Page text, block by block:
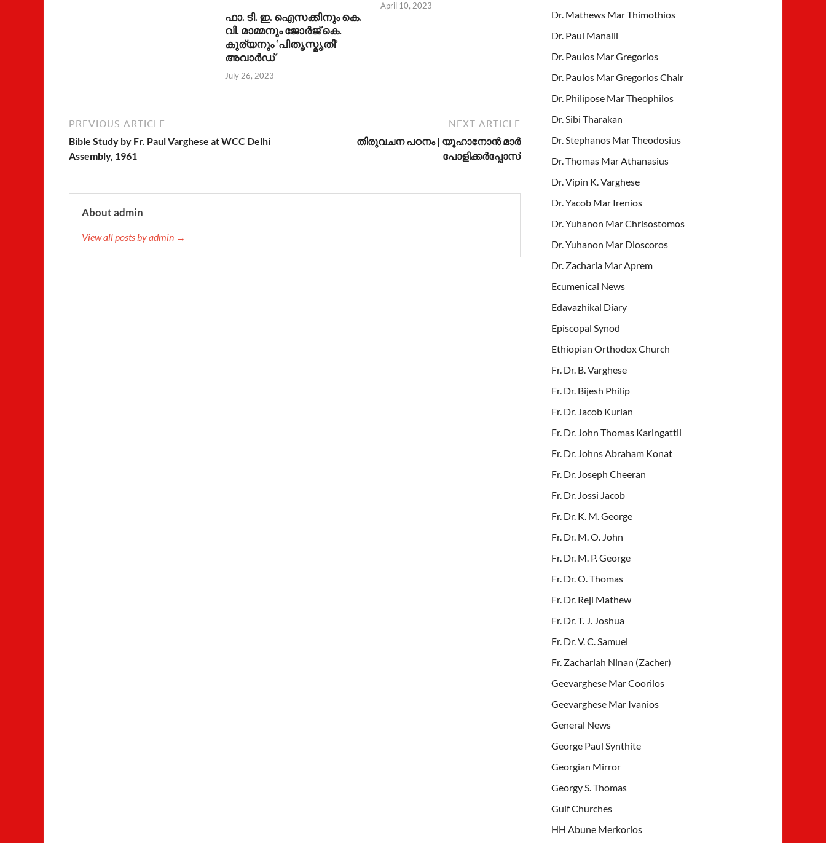
ഫാ. ടി. ഇ. ഐസക്കിനും കെ.
വി. മാമ്മനും ജോര്‍ജ് കെ.
കുര്യനും ‘പിതൃസ്മൃതി’
അവാര്‍ഡ്
July 26, 2023
April 10, 2023
PREVIOUS ARTICLE
Bible Study by Fr. Paul Varghese at WCC Delhi
Assembly, 1961
NEXT ARTICLE
തിരുവചന പഠനം | യൂഹാനോന്‍ മാര്‍
പോളിക്കര്‍പ്പോസ്
About admin
View all posts by admin →
Dr. Mathews Mar Thimothios
Dr. Paul Manalil
Dr. Paulos Mar Gregorios
Dr. Paulos Mar Gregorios Chair
Dr. Philipose Mar Theophilos
Dr. Sibi Tharakan
Dr. Stephanos Mar Theodosius
Dr. Thomas Mar Athanasius
Dr. Vipin K. Varghese
Dr. Yacob Mar Irenios
Dr. Yuhanon Mar Chrisostomos
Dr. Yuhanon Mar Dioscoros
Dr. Zacharia Mar Aprem
Ecumenical News
Edavazhikal Diary
Episcopal Synod
Ethiopian Orthodox Church
Fr. Dr. B. Varghese
Fr. Dr. Bijesh Philip
Fr. Dr. Jacob Kurian
Fr. Dr. John Thomas Karingattil
Fr. Dr. Johns Abraham Konat
Fr. Dr. Joseph Cheeran
Fr. Dr. Jossi Jacob
Fr. Dr. K. M. George
Fr. Dr. M. O. John
Fr. Dr. M. P. George
Fr. Dr. O. Thomas
Fr. Dr. Reji Mathew
Fr. Dr. T. J. Joshua
Fr. Dr. V. C. Samuel
Fr. Zachariah Ninan (Zacher)
Geevarghese Mar Coorilos
Geevarghese Mar Ivanios
General News
George Paul Synthite
Georgian Mirror
Georgy S. Thomas
Gulf Churches
HH Abune Merkorios